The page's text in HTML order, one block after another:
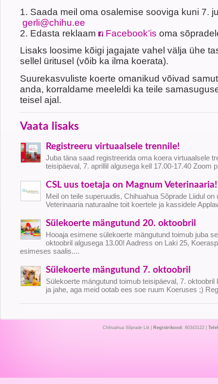
1. Saada meil oma osalemise sooviga kuni 7.
gerli@chihu.ee
2. Edasta reklaam
Facebook’is oma
Lisaks loosime kõigi jagajate vahel välja ühe
sellel üritusel (võib ka ilma koerata).
Suurekasvuliste koerte omanikud võivad
anda, korraldame meeleldi ka teile
teisel ajal.
Vaata lisaks
Registreeru virtuaalsele trennile!
Juba täna saad registreerida oma koera virtuaalsele
teisipäeval, 7. aprillil algusega kell 17.00-17.40 Zoom
CSL uus toetaja on Magnum Veterinaaria!
Meil on teile superuudis, Chihuahua Sõprade Liidul
Veterinaaria naturaalne toit koertele ja kassidele
Sülekoerte mängutund 20. oktoobril
Hooaja esimene sülekoerte mängutund toimub juba
oktoobril algusega 13.00! Aadress on Laki 25,
esimeses saalis....
Sülekoerte mängutund 7. oktoobril
Sülekoerte mängutund toimub teisipäeval, 7. oktoobril
ja jahe, aga meid ootab ees soe ruum Koeruses ;)
Chihuahua Sõprade Liit | Registrikood : 80343122 |